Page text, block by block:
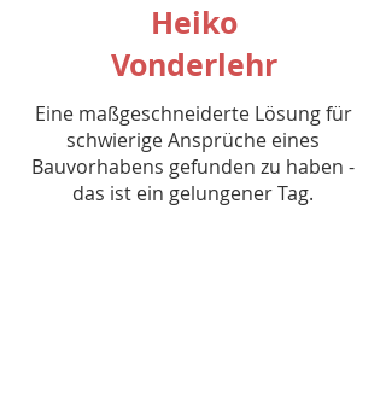
Heiko
Vonderlehr
Eine maßgeschneiderte Lösung für
schwierige Ansprüche eines
Bauvorhabens gefunden zu haben -
das ist ein gelungener Tag.